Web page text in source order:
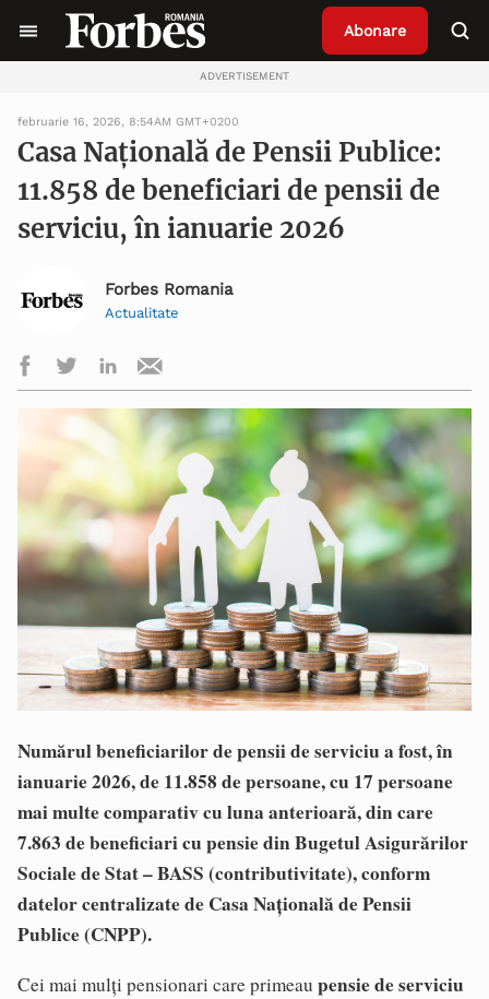
Abonare
ADVERTISEMENT
februarie 16, 2026, 8:54AM GMT+0200
Casa Națională de Pensii Publice:
11.858 de beneficiari de pensii de
serviciu, în ianuarie 2026
Forbes Romania
Actualitate
Numărul beneficiarilor de pensii de serviciu a fost, în
ianuarie 2026, de 11.858 de persoane, cu 17 persoane
mai multe comparativ cu luna anterioară, din care
7.863 de beneficiari cu pensie din Bugetul Asigurărilor
Sociale de Stat – BASS (contributivitate), conform
datelor centralizate de Casa Naţională de Pensii
Publice (CNPP).
Cei mai mulţi pensionari care primeau pensie de serviciu